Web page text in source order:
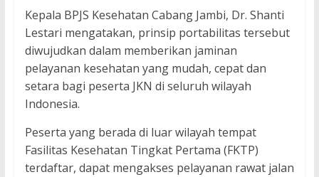
Kepala BPJS Kesehatan Cabang Jambi, Dr. Shanti
Lestari mengatakan, prinsip portabilitas tersebut
diwujudkan dalam memberikan jaminan
pelayanan kesehatan yang mudah, cepat dan
setara bagi peserta JKN di seluruh wilayah
Indonesia.
Peserta yang berada di luar wilayah tempat
Fasilitas Kesehatan Tingkat Pertama (FKTP)
terdaftar, dapat mengakses pelayanan rawat jalan